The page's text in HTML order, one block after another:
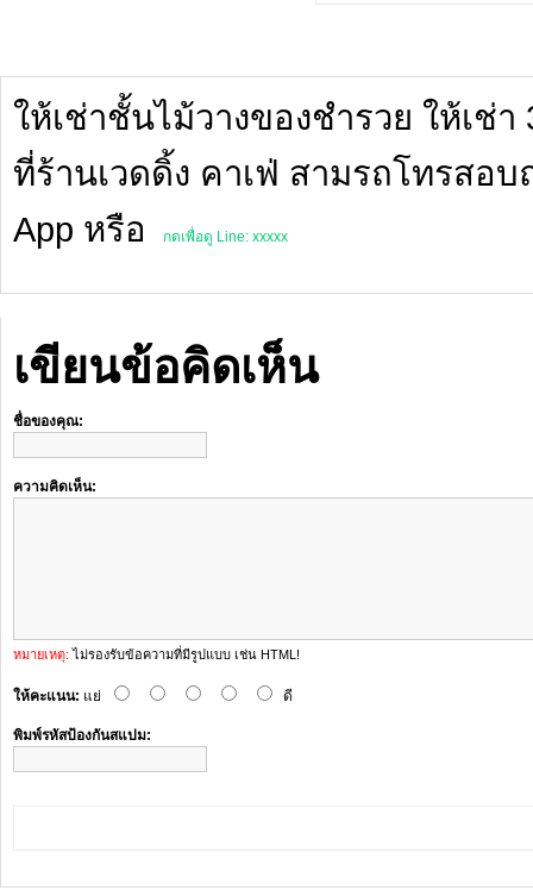
ให้เช่าชั้นไม้วางของชำรวย ให้เช่
ที่ร้านเวดดิ้ง คาเฟ่ สามรถโทรสอบ
App หรือ
กดเพื่อดู Line: xxxxx
เขียนข้อคิดเห็น
ชื่อของคุณ:
ความคิดเห็น:
หมายเหตุ: ไม่รองรับข้อความที่มีรูปแบบ เช่น HTML!
ให้คะแนน: แย่ ดี
พิมพ์รหัสป้องกันสแปม: